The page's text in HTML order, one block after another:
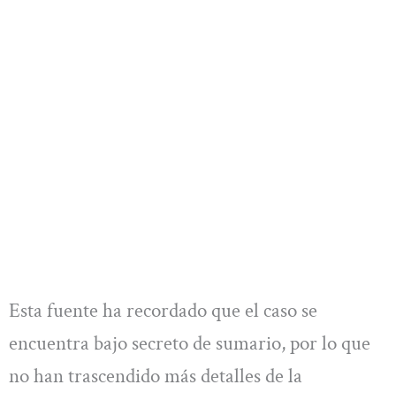
Esta fuente ha recordado que el caso se
encuentra bajo secreto de sumario, por lo que
no han trascendido más detalles de la